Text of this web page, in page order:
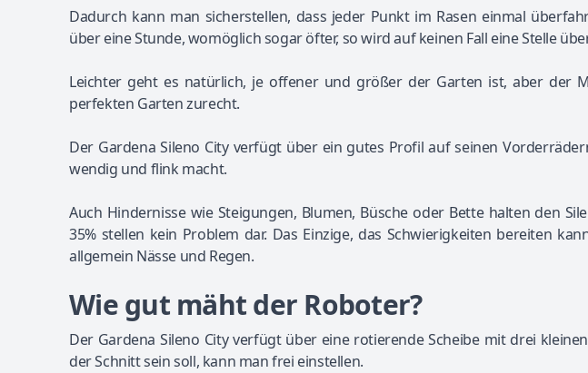
Dadurch kann man sicherstellen, dass jeder Punkt im Rasen einmal
über eine Stunde, womöglich sogar öfter, so wird auf keinen Fall eine Stelle
Leichter geht es natürlich, je offener und größer der Garten ist, aber der
perfekten Garten zurecht.
Der Gardena Sileno City verfügt über ein gutes Profil auf seinen
wendig und flink macht.
Auch Hindernisse wie Steigungen, Blumen, Büsche oder Bette halten den
35% stellen kein Problem dar. Das Einzige, das Schwierigkeiten bereiten
allgemein Nässe und Regen.
Wie gut mäht der Roboter?
Der Gardena Sileno City verfügt über eine rotierende Scheibe mit drei
der Schnitt sein soll, kann man frei einstellen.